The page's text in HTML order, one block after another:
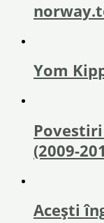
Yom
(2009-
Acești